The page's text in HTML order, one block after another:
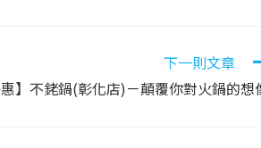
下一則文章
惠】不銠鍋(彰化店)－顛覆你對火鍋的想